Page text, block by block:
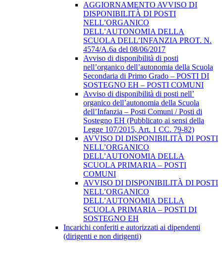
AGGIORNAMENTO AVVISO DI
DISPONIBILITÀ DI POSTI
NELL’ORGANICO
DELL’AUTONOMIA DELLA
SCUOLA DELL’INFANZIA PROT. N.
4574/A.6a del 08/06/2017
Avviso di disponibilità di posti
nell’organico dell’autonomia della Scuola
Secondaria di Primo Grado – POSTI DI
SOSTEGNO EH – POSTI COMUNI
Avviso di disponibilità di posti nell’
organico dell’autonomia della Scuola
dell’Infanzia – Posti Comuni / Posti di
Sostegno EH (Pubblicato ai sensi della
Legge 107/2015, Art. 1 CC. 79-82)
AVVISO DI DISPONIBILITÀ DI POSTI
NELL’ORGANICO
DELL’AUTONOMIA DELLA
SCUOLA PRIMARIA – POSTI
COMUNI
AVVISO DI DISPONIBILITÀ DI POSTI
NELL’ORGANICO
DELL’AUTONOMIA DELLA
SCUOLA PRIMARIA – POSTI DI
SOSTEGNO EH
Incarichi conferiti e autorizzati ai dipendenti
(dirigenti e non dirigenti)